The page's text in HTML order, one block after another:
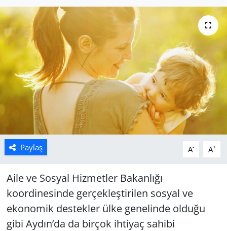
Paylaş A- A+
Aile ve Sosyal Hizmetler Bakanlığı
koordinesinde gerçekleştirilen sosyal ve
ekonomik destekler ülke genelinde olduğu
gibi Aydın’da da birçok ihtiyaç sahibi
Muğla
Politika
Uşak